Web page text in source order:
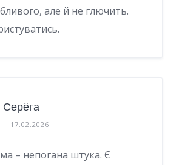
але й не глючить.
Серёга
17.02.2026
– непогана штука. Є